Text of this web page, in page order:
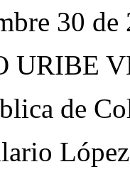
30 de
URIBE
de
López